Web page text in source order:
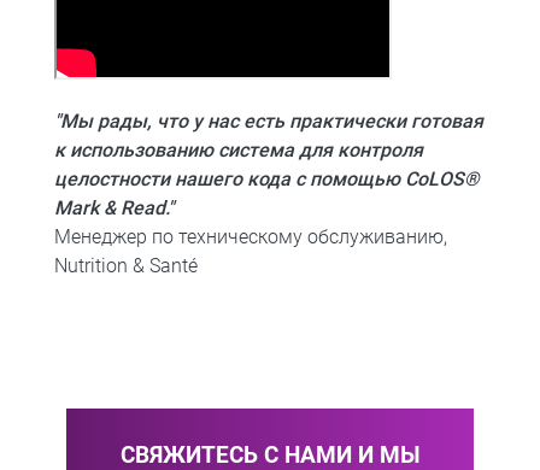
"Мы рады, что у нас есть практически готовая
к использованию система для контроля
целостности нашего кода с помощью CoLOS®
Mark & Read."
Менеджер по техническому обслуживанию,
Nutrition & Santé
СВЯЖИТЕСЬ С НАМИ И МЫ